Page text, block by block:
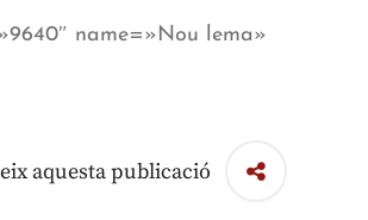
name=»Nou lema»
aquesta publicació